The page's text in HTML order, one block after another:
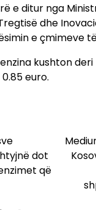
e ditur nga
dhe
e çmimeve
kushton deri
euro.
dot
që